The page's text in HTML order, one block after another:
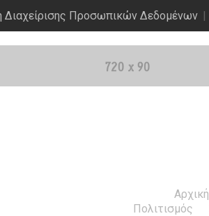
Διαχείρισης Προσωπικών Δεδομένων
Αρχική
Πολιτισμός